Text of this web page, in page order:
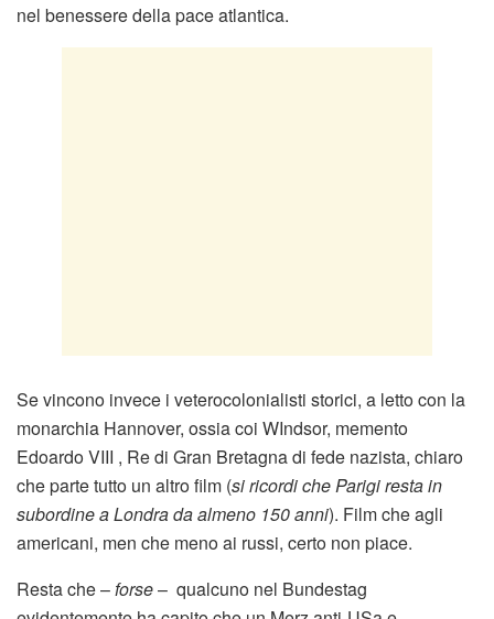
nel benessere della pace atlantica.
Se vincono invece i veterocolonialisti storici, a letto con la
monarchia Hannover, ossia coi WIndsor, memento
Edoardo VIII , Re di Gran Bretagna di fede nazista, chiaro
che parte tutto un altro film (si ricordi che Parigi resta in
subordine a Londra da almeno 150 anni). Film che agli
americani, men che meno ai russi, certo non piace.
Resta che –forse– qualcuno nel Bundestag